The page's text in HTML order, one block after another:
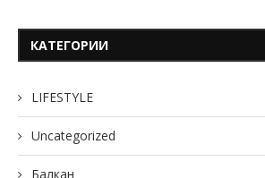
КАТЕГОРИИ
LIFESTYLE
Uncategorized
Балкан